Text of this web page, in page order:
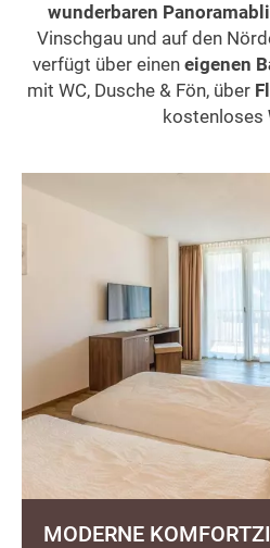
wunderbaren
Vinschgau und auf den
verfügt über einen eigenen
mit WC, Dusche & Fön, über
kostenloses
MODERNE